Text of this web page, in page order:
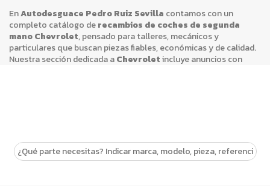
EnAutodesguace Pedro Ruiz Sevilla contamos con un
completo catálogo derecambios de coches de segunda
mano Chevrolet, pensado para talleres, mecánicos y
particulares que buscan piezas fiables, económicas y de calidad.
Nuestra sección dedicada aChevroletincluye anuncios con
economía circular y la sostenibilidad, ofreciendo a nuestros
clientes en Sevilla la posibilidad de prolongar la vida de su